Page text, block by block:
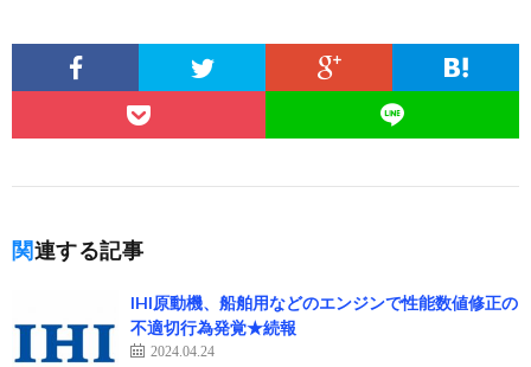
関連する記事
IHI原動機、船舶用などのエンジンで性能数値修正の
不適切行為発覚★続報
2024.04.24